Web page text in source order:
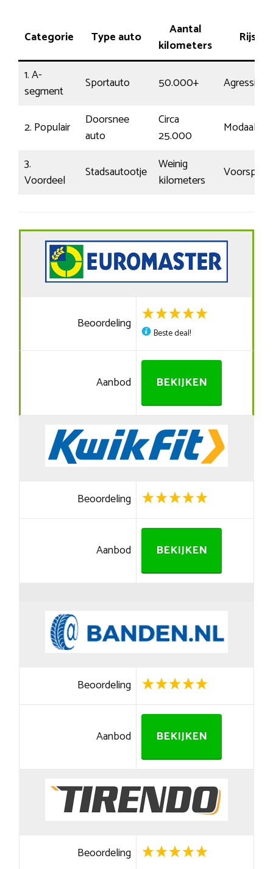
Categorie Type auto
Aantal
kilometers
Rijstijl
1. A-
segment
Sportauto 50.000+ Agressief
2. Populair
Doorsnee
auto
Circa
25.000
Modaal
3.
Voordeel
Stadsautootje
Weinig
kilometers
Beoordeling
Beste deal!
Aanbod BEKIJKEN
Beoordeling
Aanbod BEKIJKEN
Beoordeling
Aanbod BEKIJKEN
Beoordeling